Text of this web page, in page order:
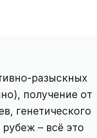
разыскных
получение от
генетического
– всё это